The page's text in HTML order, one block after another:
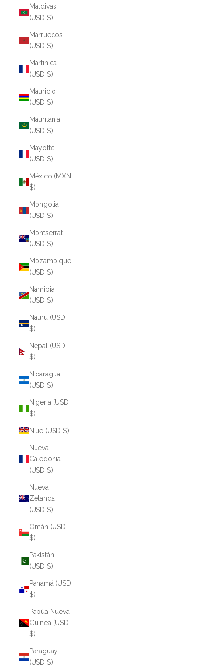
Maldivas
(USD $)
Marruecos
(USD $)
Martinica
(USD $)
Mauricio
(USD $)
Mauritania
(USD $)
Mayotte
(USD $)
México (MXN
$)
Mongolia
(USD $)
Montserrat
(USD $)
Mozambique
(USD $)
Namibia
(USD $)
Nauru (USD
$)
Nepal (USD
$)
Nicaragua
(USD $)
Nigeria (USD
$)
Niue (USD $)
Nueva
Caledonia
(USD $)
Nueva
Zelanda
(USD $)
Omán (USD
$)
Pakistán
(USD $)
Panamá (USD
$)
Papúa Nueva
Guinea (USD
$)
Paraguay
(USD $)